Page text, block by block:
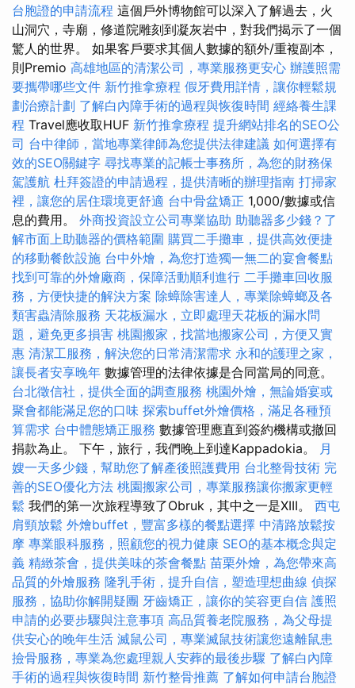
台胞證的申請流程 這個戶外博物館可以深入了解過去，火
山洞穴，寺廟，修道院雕刻到凝灰岩中，對我們揭示了一個
驚人的世界。 如果客戶要求其個人數據的額外/重複副本，
則Premio 高雄地區的清潔公司，專業服務更安心 辦護照需
要攜帶哪些文件 新竹推拿療程 假牙費用詳情，讓你輕鬆規
劃治療計劃 了解白內障手術的過程與恢復時間 經絡養生課
程 Travel應收取HUF 新竹推拿療程 提升網站排名的SEO公
司 台中律師，當地專業律師為您提供法律建議 如何選擇有
效的SEO關鍵字 尋找專業的記帳士事務所，為您的財務保
駕護航 杜拜簽證的申請過程，提供清晰的辦理指南 打掃家
裡，讓您的居住環境更舒適 台中骨盆矯正 1,000/數據或信
息的費用。 外商投資設立公司專業協助 助聽器多少錢？了
解市面上助聽器的價格範圍 購買二手攤車，提供高效便捷
的移動餐飲設施 台中外燴，為您打造獨一無二的宴會餐點
找到可靠的外燴廠商，保障活動順利進行 二手攤車回收服
務，方便快捷的解決方案 除蟑除害達人，專業除蟑螂及各
類害蟲清除服務 天花板漏水，立即處理天花板的漏水問
題，避免更多損害 桃園搬家，找當地搬家公司，方便又實
惠 清潔工服務，解決您的日常清潔需求 永和的護理之家，
讓長者安享晚年 數據管理的法律依據是合同當局的同意。
台北徵信社，提供全面的調查服務 桃園外燴，無論婚宴或
聚會都能滿足您的口味 探索buffet外燴價格，滿足各種預
算需求 台中體態矯正服務 數據管理應直到簽約機構或撤回
捐款為止。 下午，旅行，我們晚上到達Kappadokia。 月
嫂一天多少錢，幫助您了解產後照護費用 台北整骨技術 完
善的SEO優化方法 桃園搬家公司，專業服務讓你搬家更輕
鬆 我們的第一次旅程導致了Obruk，其中之一是XIII。 西屯
肩頸放鬆 外燴buffet，豐富多樣的餐點選擇 中清路放鬆按
摩 專業眼科服務，照顧您的視力健康 SEO的基本概念與定
義 精緻茶會，提供美味的茶會餐點 苗栗外燴，為您帶來高
品質的外燴服務 隆乳手術，提升自信，塑造理想曲線 偵探
服務，協助你解開疑團 牙齒矯正，讓你的笑容更自信 護照
申請的必要步驟與注意事項 高品質養老院服務，為父母提
供安心的晚年生活 滅鼠公司，專業滅鼠技術讓您遠離鼠患
撿骨服務，專業為您處理親人安葬的最後步驟 了解白內障
手術的過程與恢復時間 新竹整骨推薦 了解如何申請台胞證